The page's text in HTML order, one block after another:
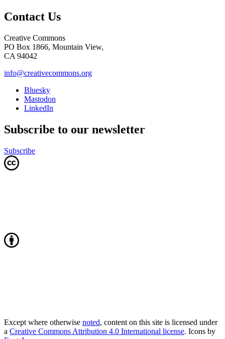
Contact Us
Creative Commons
PO Box 1866, Mountain View,
CA 94042
info@creativecommons.org
Bluesky
Mastodon
LinkedIn
Subscribe to our newsletter
Subscribe
Except where otherwise noted, content on this site is licensed under
a Creative Commons Attribution 4.0 International license. Icons by